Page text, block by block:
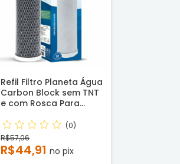
Refil Filtro Planeta Água
Carbon Block sem TNT
e com Rosca Para
Planeta Água, BBI,
Pentair, Lorenzetti e
outras -Reembalado
(0)
R$57,06
R$44,91no pix